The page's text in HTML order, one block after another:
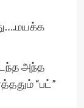
அந்த
“பட்”